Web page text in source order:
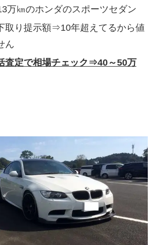
万㎞のホンダのスポーツセダン
取り提示額⇒10年超えてるから値
ん
査定で相場チェック⇒40～50万